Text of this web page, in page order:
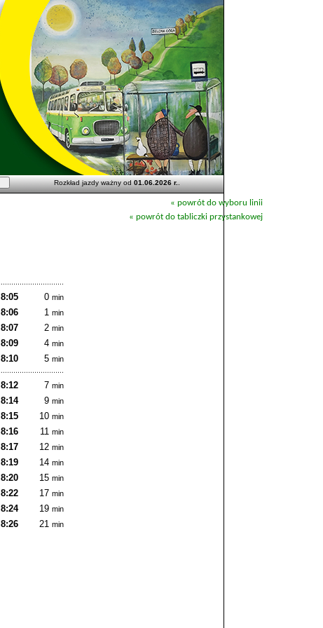
Rozkład jazdy ważny od01.06.2026 r..
« powrót do wyboru linii
« powrót do tabliczki przystankowej
8:05 0 min
8:06 1 min
8:07 2 min
8:09 4 min
8:10 5 min
8:12 7 min
8:14 9 min
8:15 10 min
8:16 11 min
8:17 12 min
8:19 14 min
8:20 15 min
8:22 17 min
8:24 19 min
8:26 21 min